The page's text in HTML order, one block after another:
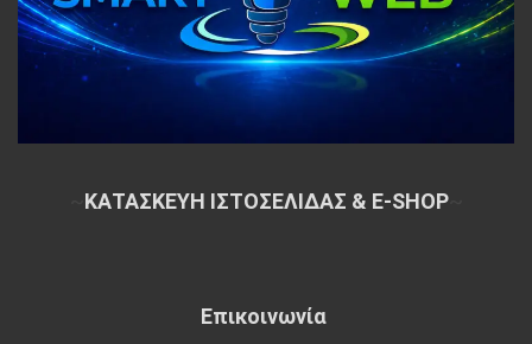
ΚΑΤΑΣΚΕΥΗ ΙΣΤΟΣΕΛΙΔΑΣ & E-SHOP~
Επικοινωνία